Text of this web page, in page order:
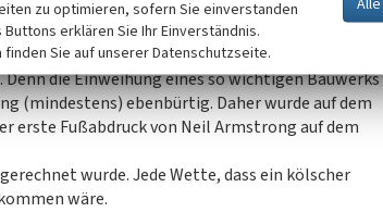
1969. Und so wurde der kleine erste Schritt auf
die Einweihung eines so wichtigen Bauwerks
(mindestens) ebenbürtig. Daher wurde auf dem
erste Fußabdruck von Neil Armstrong auf dem
wurde. Jede Wette, dass ein kölscher
wäre.
zu optimieren, sofern Sie einverstanden
erklären Sie Ihr Einverständnis.
Sie auf unserer Datenschutzseite.